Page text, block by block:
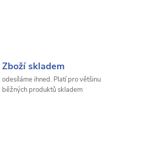
Zboží skladem
odesíláme ihned. Platí pro většinu
běžných produktů skladem